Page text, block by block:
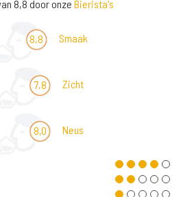
8,8 door onze Bierista's
8,8 Smaak
7,8 Zicht
8,0 Neus